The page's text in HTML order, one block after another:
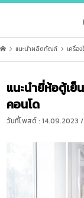
แนะนำผลิตภัณฑ์ เครื่อ
แนะนำยี่ห้อตู้เย็
คอนโด
วันที่โพสต์ : 14.09.2023